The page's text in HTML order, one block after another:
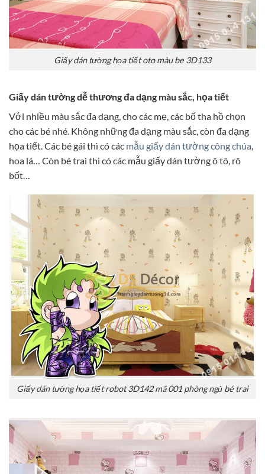
Giấy dán tường họa tiết oto màu be 3D133
Giấy dán tường dễ thương đa dạng màu sắc, họa tiết
Với nhiều màu sắc đa dạng, cho các mẹ, các bố tha hồ chọn
cho các bé nhé. Không những đa dạng màu sắc, còn đa dạng
họa tiết. Các bé gái thì có các mẫu giấy dán tường công chúa
hoa lá… Còn bé trai thì có các mẫu giấy dán tường ô tô, rô
bốt…
Giấy dán tường họa tiết robot 3D142 mã 001 phòng ngủ bé trai